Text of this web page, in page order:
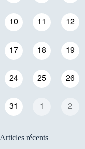
10 11 12
17 18 19
24 25 26
31 1 2
Articles récents